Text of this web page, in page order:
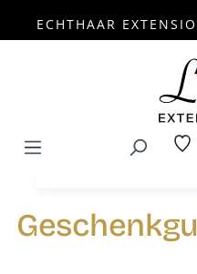
ECHTHAAR